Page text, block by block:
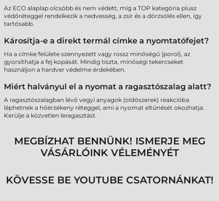
Az ECO alaplap olcsóbb és nem védett, míg a TOP kategória plusz
védőréteggel rendelkezik a nedvesség, a zsír és a dörzsölés ellen, így
tartósabb.
Károsítja-e a direkt termál címke a nyomtatófejet?
Ha a címke felülete szennyezett vagy rossz minőségű (porol), az
gyorsíthatja a fej kopását. Mindig tiszta, minőségi tekercseket
használjon a hardver védelme érdekében.
Miért halványul el a nyomat a ragasztószalag alatt?
A ragasztószalagban lévő vegyi anyagok (oldószerek) reakcióba
léphetnek a hőérzékeny réteggel, ami a nyomat eltűnését okozhatja.
Kerülje a közvetlen leragasztást.
MEGBÍZHAT BENNÜNK! ISMERJE MEG
VÁSÁRLÓINK VÉLEMÉNYÉT
KÖVESSE BE YOUTUBE CSATORNÁNKAT!